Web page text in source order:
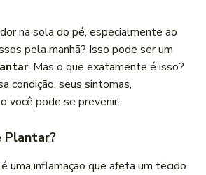
na sola do pé, especialmente ao
pela manhã? Isso pode ser um
. Mas o que exatamente é isso?
condição, seus sintomas,
você pode se prevenir.
Plantar?
uma inflamação que afeta um tecido